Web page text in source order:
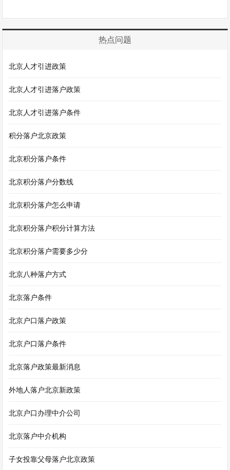
热点问题
北京人才引进政策
北京人才引进落户政策
北京人才引进落户条件
积分落户北京政策
北京积分落户条件
北京积分落户分数线
北京积分落户怎么申请
北京积分落户积分计算方法
北京积分落户需要多少分
北京八种落户方式
北京落户条件
北京户口落户政策
北京户口落户条件
北京落户政策最新消息
外地人落户北京新政策
北京户口办理中介公司
北京落户中介机构
子女投靠父母落户北京政策